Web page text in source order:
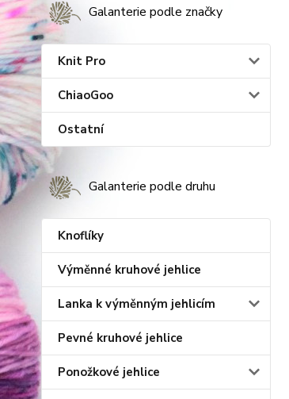
Galanterie podle značky
Knit Pro
ChiaoGoo
Ostatní
Galanterie podle druhu
Knoflíky
Výměnné kruhové jehlice
Lanka k výměnným jehlicím
Pevné kruhové jehlice
Ponožkové jehlice